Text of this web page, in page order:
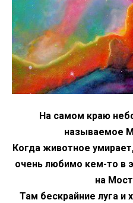
На самом краю
называемое
Когда животное
очень любимо кем-то в
на
Там бескрайние луга